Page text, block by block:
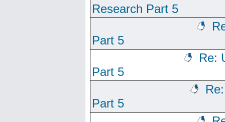
Research Part 5
Part 5
Re:
Part 5
Part 5